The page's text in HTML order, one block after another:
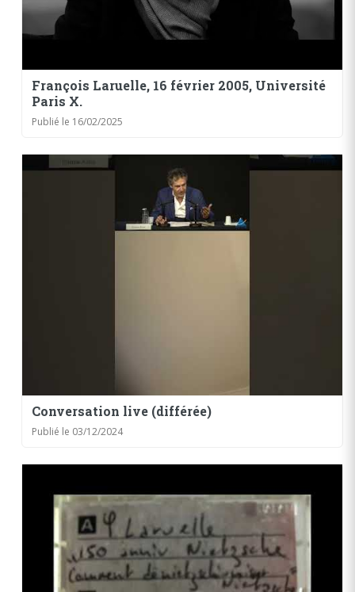
François Laruelle, 16 février 2005, Université
Paris X.
Publié le 16/02/2025
Conversation live (différée)
Publié le 03/12/2024